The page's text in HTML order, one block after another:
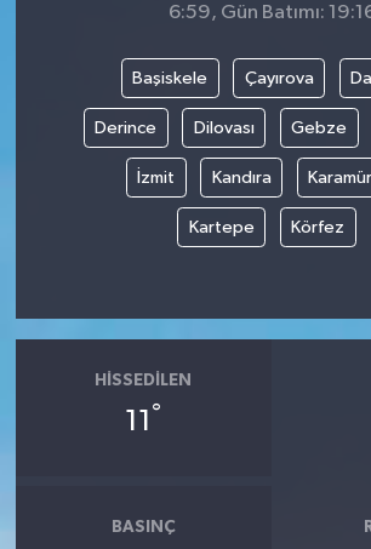
6:59, Gün Batımı:
Başiskele Çayırova
Derince Dilovası Gebze
İzmit Kandıra
Kartepe Körfez
HISSEDILEN
11 °
BASINÇ